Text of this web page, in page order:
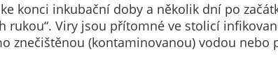
konci inkubační doby a několik dní po
Viry jsou přítomné ve stolicí
znečištěnou (kontaminovanou) vodou nebo
být